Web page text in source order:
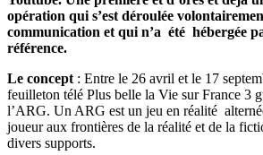
opération qui s’est déroulée
communication et qui n’a été hébergée
référence.
Le concept : Entre le 26 avril et le 17
feuilleton télé Plus belle la Vie sur France 3
l’ARG. Un ARG est un jeu en réalité
joueur aux frontières de la réalité et de la
divers supports.